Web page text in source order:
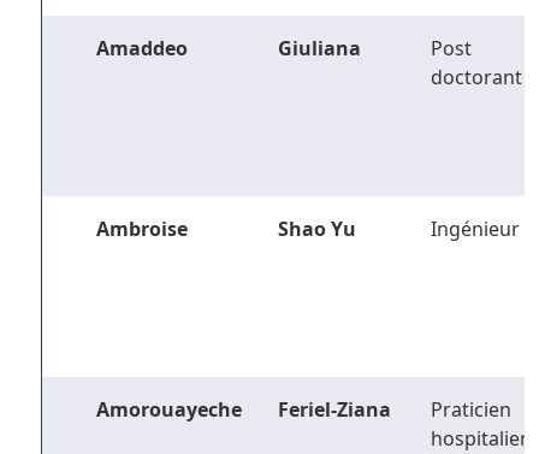
Amaddeo Giuliana
Post
doctorant
Ambroise Shao Yu Ingénieur
Amorouayeche Feriel-Ziana
Praticien
hospitalier